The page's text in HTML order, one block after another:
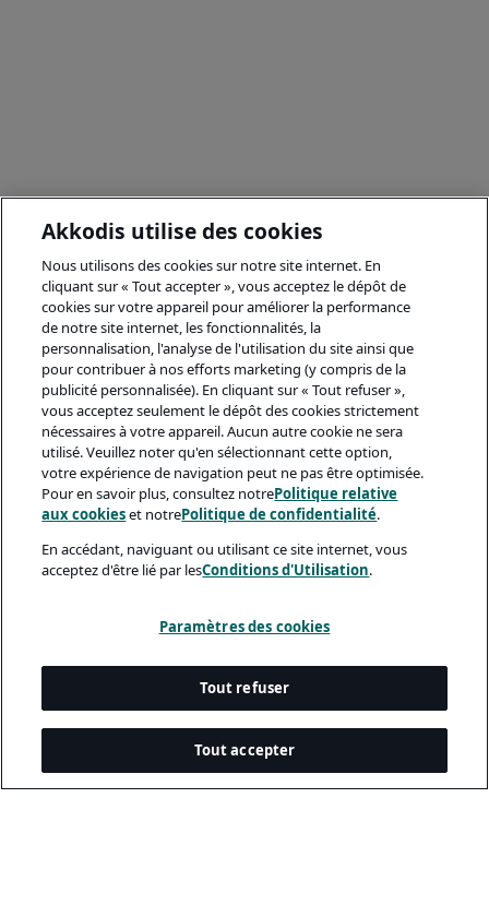
Akkodis utilise des cookies
Nous utilisons des cookies sur notre site internet. En
cliquant sur « Tout accepter », vous acceptez le dépôt de
cookies sur votre appareil pour améliorer la performance
de notre site internet, les fonctionnalités, la
personnalisation, l'analyse de l'utilisation du site ainsi que
pour contribuer à nos efforts marketing (y compris de la
publicité personnalisée). En cliquant sur « Tout refuser »,
vous acceptez seulement le dépôt des cookies strictement
nécessaires à votre appareil. Aucun autre cookie ne sera
utilisé. Veuillez noter qu'en sélectionnant cette option,
votre expérience de navigation peut ne pas être optimisée.
Pour en savoir plus, consultez notrePolitique relative
aux cookieset notrePolitique de confidentialité.
En accédant, naviguant ou utilisant ce site internet, vous
acceptez d'être lié par lesConditions d'Utilisation.
Paramètres des cookies
Tout refuser
Tout accepter